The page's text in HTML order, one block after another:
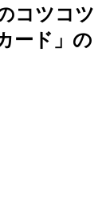
コツコツ
ード」の